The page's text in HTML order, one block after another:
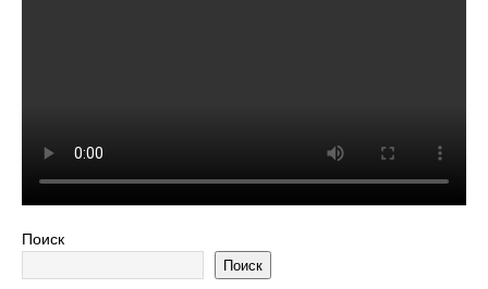
Поиск
Поиск